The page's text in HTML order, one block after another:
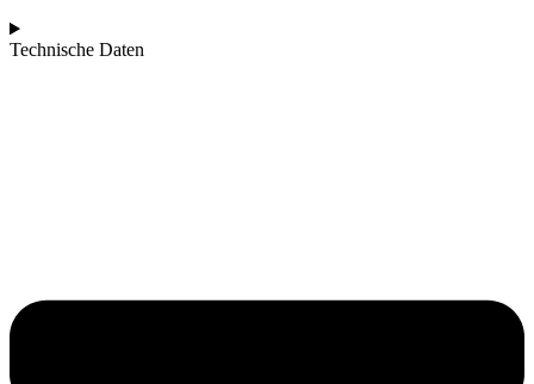
Technische Daten